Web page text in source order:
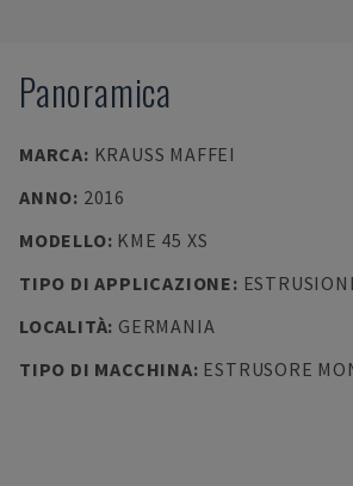
Panoramica
MARCA: KRAUSS MAFFEI
ANNO: 2016
MODELLO: KME 45 XS
TIPO DI APPLICAZIONE:
LOCALITÀ: GERMANIA
TIPO DI MACCHINA: ESTRUSORE